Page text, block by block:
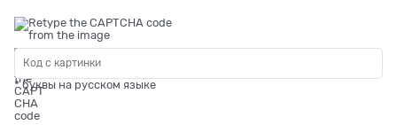
* буквы на русском языке